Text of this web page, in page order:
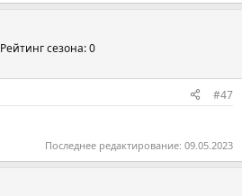
Рейтинг сезона: 0
#47
Последнее редактирование: 09.05.2023